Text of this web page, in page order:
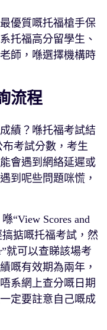
優質嘅托福槍手保
托福高分留學生、
師，喺選擇機構時
流程
績？喺托福考試結
考試分數，考生
會遇到網絡延遲或
到呢些問題咪慌，
“View Scores and
搞掂嘅托福考試，然
就可以查睇該場考
嘅有效期為兩年，
系網上查分嘅日期
定要註意自己嘅成